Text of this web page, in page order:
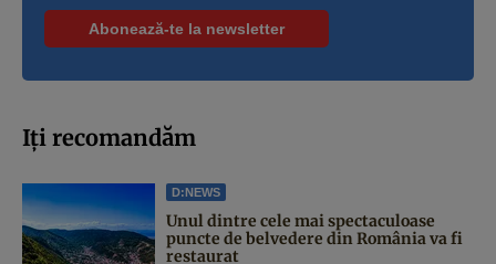
Iți recomandăm
D:NEWS
Unul dintre cele mai spectaculoase
puncte de belvedere din România va fi
restaurat